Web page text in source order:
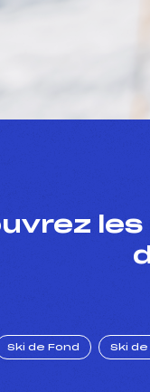
Ski de Fond Ski